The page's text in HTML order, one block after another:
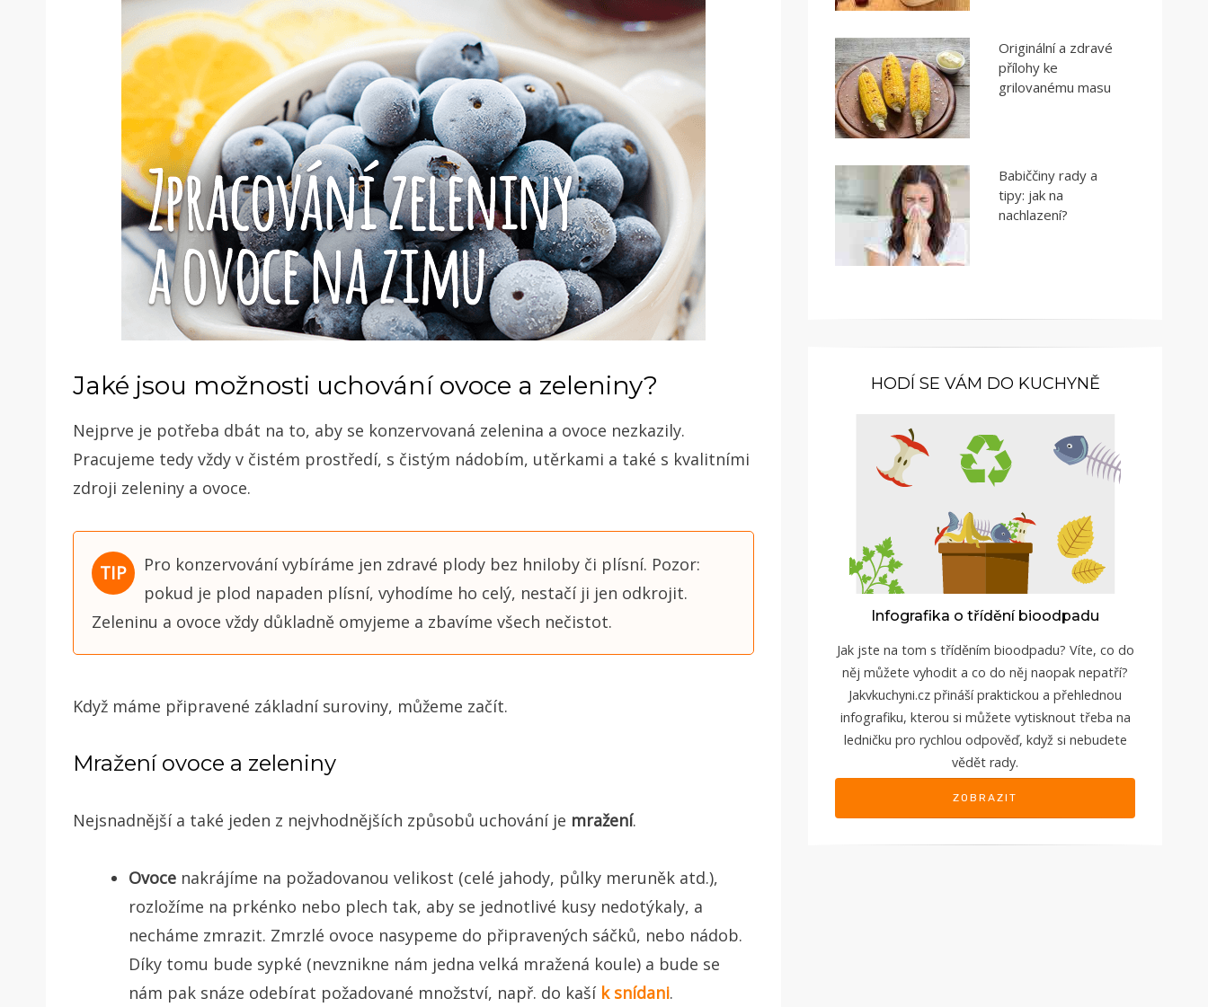
Jaké jsou možnosti uchování ovoce a zeleniny?
Nejprve je potřeba dbát na to, aby se konzervovaná zelenina a ovoce nezkazily.
Pracujeme tedy vždy v čistém prostředí, s čistým nádobím, utěrkami a také s kvalitními
zdroji zeleniny a ovoce.
Pro konzervování vybíráme jen zdravé plody bez hniloby či plísní. Pozor:
pokud je plod napaden plísní, vyhodíme ho celý, nestačí ji jen odkrojit.
Zeleninu a ovoce vždy důkladně omyjeme a zbavíme všech nečistot.
Když máme připravené základní suroviny, můžeme začít.
Mražení ovoce a zeleniny
Nejsnadnější a také jeden z nejvhodnějších způsobů uchování je mražení.
Ovoce nakrájíme na požadovanou velikost (celé jahody, půlky meruněk atd.),
rozložíme na prkénko nebo plech tak, aby se jednotlivé kusy nedotýkaly, a
necháme zmrazit. Zmrzlé ovoce nasypeme do připravených sáčků, nebo nádob.
Díky tomu bude sypké (nevznikne nám jedna velká mražená koule) a bude se
nám pak snáze odebírat požadované množství, např. do kaší k snídani.
Originální a zdravé
přílohy ke
grilovanému masu
Babiččiny rady a
tipy: jak na
nachlazení?
HODÍ SE VÁM DO KUCHYNĚ
Infografika o třídění bioodpadu
Jak jste na tom s tříděním bioodpadu? Víte, co do
něj můžete vyhodit a co do něj naopak nepatří?
Jakvkuchyni.cz přináší praktickou a přehlednou
infografiku, kterou si můžete vytisknout třeba na
ledničku pro rychlou odpověď, když si nebudete
vědět rady.
ZOBRAZIT